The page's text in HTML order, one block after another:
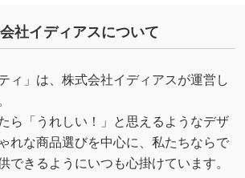
QRコードを入れたい／QRコード
い
いただければ、QRコードを生成
置のご相談にも応じています。
社イディアスについて
ィ」は、株式会社イディアスが運営し
ら「うれしい！」と思えるようなデザ
れな商品選びを中心に、私たちならで
できるようにいつも心掛けています。